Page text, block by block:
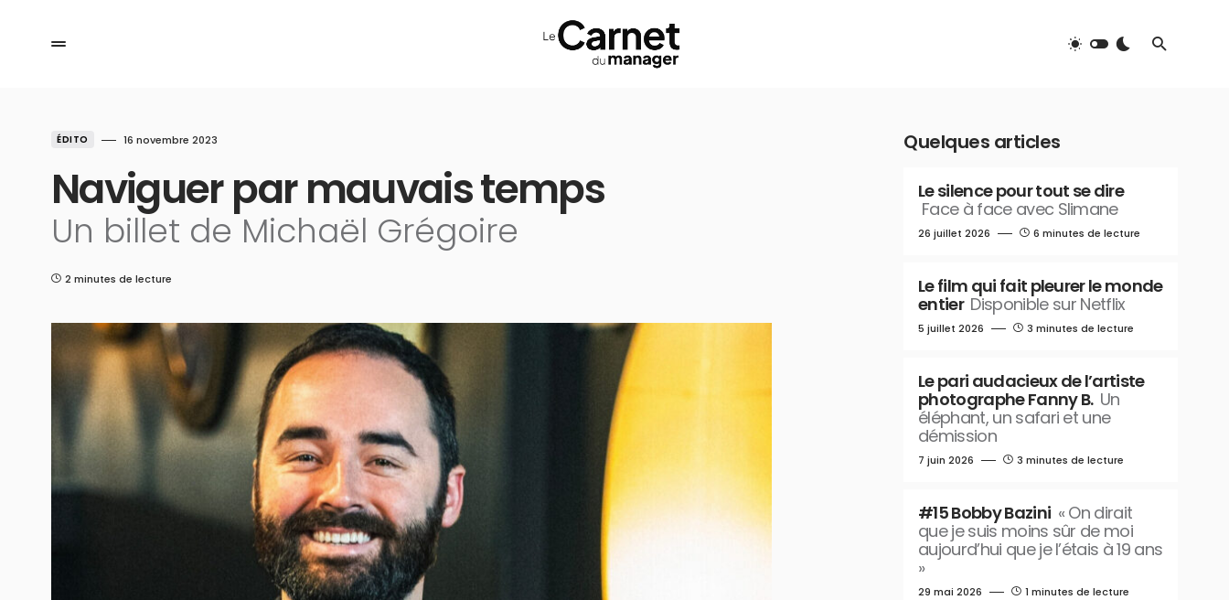
ÉDITO 16 novembre 2023
Naviguer par mauvais temps
Un billet de Michaël Grégoire
2 minutes de lecture
Quelques articles
Le silence pour tout se dire
Face à face avec Slimane
26 juillet 2026 6 minutes de lecture
Le film qui fait pleurer le monde
entier Disponible sur Netflix
5 juillet 2026 3 minutes de lecture
Le pari audacieux de l’artiste
photographe Fanny B. Un
éléphant, un safari et une
démission
7 juin 2026 3 minutes de lecture
#15 Bobby Bazini « On dirait
que je suis moins sûr de moi
aujourd’hui que je l’étais à 19 ans
»
29 mai 2026 1 minutes de lecture